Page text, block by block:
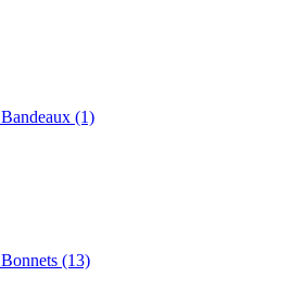
Bandeaux (1)
Bonnets (13)